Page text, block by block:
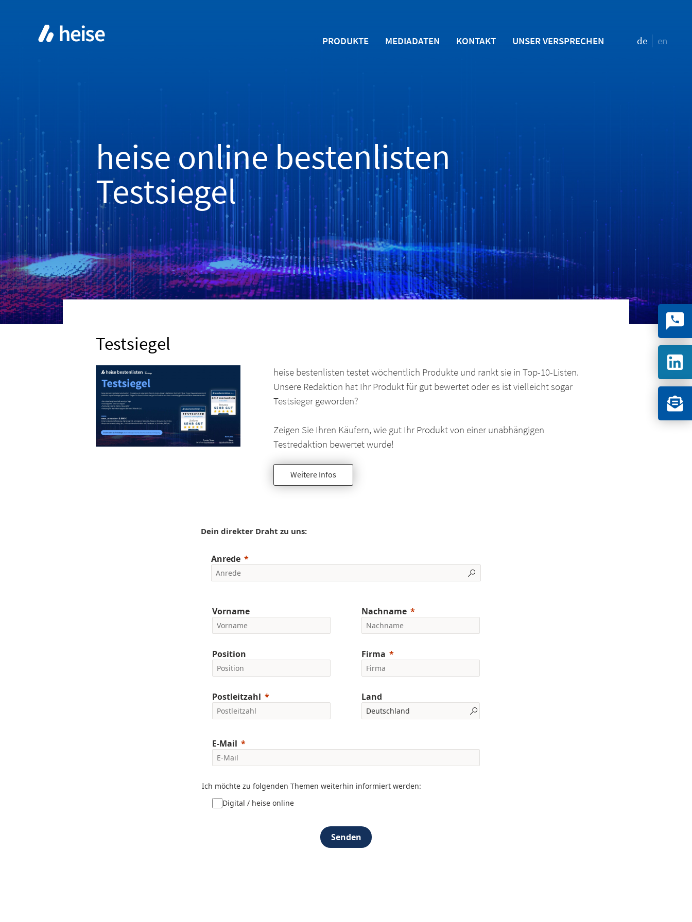
PRODUKTE MEDIADATEN KONTAKT UNSER VERSPRECHEN de en
heise online bestenlisten
Testsiegel
Testsiegel
heise bestenlisten testet wöchentlich Produkte und rankt sie in Top-10-Listen.
Unsere Redaktion hat Ihr Produkt für gut bewertet oder es ist vielleicht sogar
Testsieger geworden?
Zeigen Sie Ihren Käufern, wie gut Ihr Produkt von einer unabhängigen
Testredaktion bewertet wurde!
Weitere Infos
Dein direkter Draht zu uns:
Anrede
Vorname
Position
Postleitzahl
Nachname
Firma
Land
E-Mail
Ich möchte zu folgenden Themen weiterhin informiert werden:
Digital / heise online
Senden